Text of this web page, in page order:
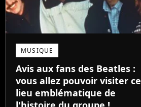
MUSIQUE
Avis aux fans des Beatles :
vous allez pouvoir visiter ce
lieu emblématique de